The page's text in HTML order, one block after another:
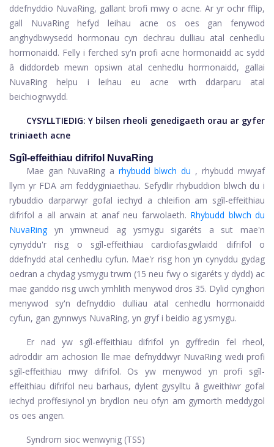
ddefnyddio NuvaRing, gallant brofi mwy o acne. Ar yr ochr fflip,
gall NuvaRing hefyd leihau acne os oes gan fenywod
anghydbwysedd hormonau cyn dechrau dulliau atal cenhedlu
hormonaidd. Felly i ferched sy'n profi acne hormonaidd ac sydd
â diddordeb mewn opsiwn atal cenhedlu hormonaidd, gallai
NuvaRing helpu i leihau eu acne wrth ddarparu atal
beichiogrwydd.
CYSYLLTIEDIG: Y bilsen rheoli genedigaeth orau ar gyfer
triniaeth acne
Sgîl-effeithiau difrifol NuvaRing
Mae gan NuvaRing a rhybudd blwch du , rhybudd mwyaf
llym yr FDA am feddyginiaethau. Sefydlir rhybuddion blwch du i
rybuddio darparwyr gofal iechyd a chleifion am sgîl-effeithiau
difrifol a all arwain at anaf neu farwolaeth. Rhybudd blwch du
NuvaRing
yn ymwneud ag ysmygu sigaréts a sut mae'n
cynyddu'r risg o sgîl-effeithiau cardiofasgwlaidd difrifol o
ddefnydd atal cenhedlu cyfun. Mae'r risg hon yn cynyddu gydag
oedran a chydag ysmygu trwm (15 neu fwy o sigaréts y dydd) ac
mae ganddo risg uwch ymhlith menywod dros 35. Dylid cynghori
menywod sy'n defnyddio dulliau atal cenhedlu hormonaidd
cyfun, gan gynnwys NuvaRing, yn gryf i beidio ag ysmygu.
Er nad yw sgîl-effeithiau difrifol yn gyffredin fel rheol,
adroddir am achosion lle mae defnyddwyr NuvaRing wedi profi
sgîl-effeithiau mwy difrifol. Os yw menywod yn profi sgîl-
effeithiau difrifol neu barhaus, dylent gysylltu â gweithiwr gofal
iechyd proffesiynol yn brydlon neu ofyn am gymorth meddygol
os oes angen.
Syndrom sioc wenwynig (TSS)